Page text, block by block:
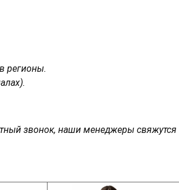
регионы.
звонок, наши менеджеры